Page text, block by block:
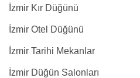
İzmir Kır Düğünü
İzmir Otel Düğünü
İzmir Tarihi Mekanlar
İzmir Düğün Salonları